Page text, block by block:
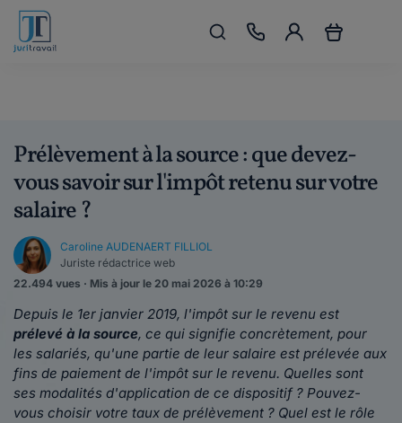
Prélèvement à la source : que devez-
vous savoir sur l'impôt retenu sur votre
salaire ?
Caroline AUDENAERT FILLIOL
Juriste rédactrice web
22.494 vues · Mis à jour le 20 mai 2026 à 10:29
Depuis le 1er janvier 2019, l'impôt sur le revenu est
prélevé à la source, ce qui signifie concrètement, pour
les salariés, qu'une partie de leur salaire est prélevée aux
fins de paiement de l'impôt sur le revenu. Quelles sont
ses modalités d'application de ce dispositif ? Pouvez-
vous choisir votre taux de prélèvement ? Quel est le rôle